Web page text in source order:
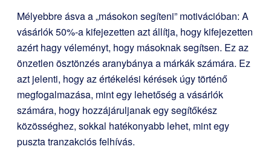
Mélyebbre ásva a „másokon segíteni” motivációban: A
vásárlók 50%-a kifejezetten azt állítja, hogy kifejezetten
azért hagy véleményt, hogy másoknak segítsen. Ez az
önzetlen ösztönzés aranybánya a márkák számára. Ez
azt jelenti, hogy az értékelési kérések úgy történő
megfogalmazása, mint egy lehetőség a vásárlók
számára, hogy hozzájáruljanak egy segítőkész
közösséghez, sokkal hatékonyabb lehet, mint egy
puszta tranzakciós felhívás.